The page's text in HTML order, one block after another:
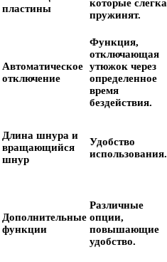
пластины
которые слегка
пружинят.
Автоматическое
отключение
Функция,
отключающая
утюжок через
определенное
время
бездействия.
Длина шнура и
вращающийся
шнур
Удобство
использования.
Дополнительные
функции
Различные
опции,
повышающие
удобство.